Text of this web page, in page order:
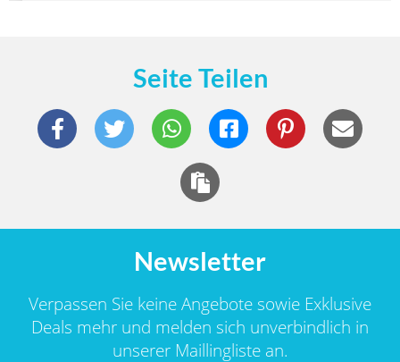
Seite Teilen
Newsletter
Verpassen Sie keine Angebote sowie Exklusive
Deals mehr und melden sich unverbindlich in
unserer Maillingliste an.